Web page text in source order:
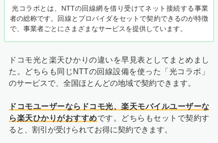
光コラボとは、NTTの回線網を借り受けてネット接続する事業
者の総称です。回線とプロバイダをセットで契約できるのが特徴
で、事業者ごとにさまざまなサービスを提供しています。
ドコモ光と楽天ひかりの違いを早見表としてまとめまし
た。どちらも同じNTTの回線設備を使った「光コラボ」
のサービスで、全国ほとんどの地域で契約できます。
ドコモユーザーならドコモ光、楽天モバイルユーザーな
ら楽天ひかりがおすすめです。どちらもセットで契約す
ると、割引が受けられてお得に契約できます。